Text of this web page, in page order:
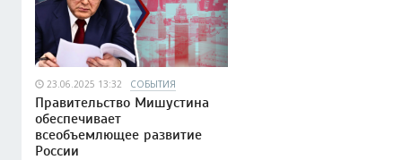
23.06.2025 13:32 СОБЫТИЯ
Правительство Мишустина
обеспечивает
всеобъемлющее развитие
России